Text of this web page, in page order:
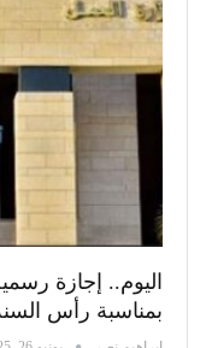
اليوم.. إجازة
بمناسبة رأس